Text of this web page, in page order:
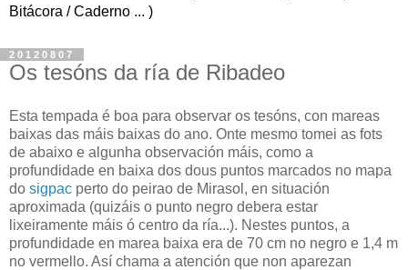
Bitácora / Caderno ... )
20120807
Os tesóns da ría de Ribadeo
Esta tempada é boa para observar os tesóns, con mareas
baixas das máis baixas do ano. Onte mesmo tomei as fots
de abaixo e algunha observación máis, como a
profundidade en baixa dos dous puntos marcados no mapa
do sigpac perto do peirao de Mirasol, en situación
aproximada (quizáis o punto negro debera estar
lixeiramente máis ó centro da ría...). Nestes puntos, a
profundidade en marea baixa era de 70 cm no negro e 1,4 m
no vermello. Así chama a atención que non aparezan